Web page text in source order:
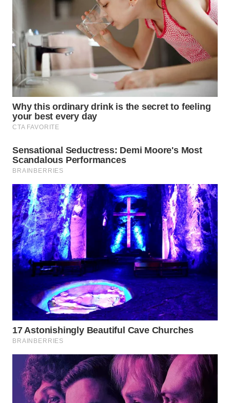
WAHANA
NEWS
WAHANA
TANI
WAHANA
ADVOKAT
WAHANA
INFRASTRUKTUR
WAHANA
KONSUMEN
WAHANA
LISTRIK
WAHANA
TRAVEL
WAHANA
TV
WAHANANEWS
ID
WAHANANEWS
CO ID